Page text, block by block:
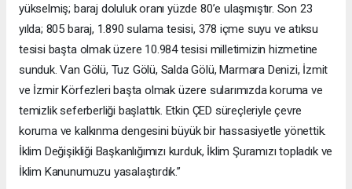
yükselmiş; baraj doluluk oranı yüzde 80’e ulaşmıştır. Son 23
yılda; 805 baraj, 1.890 sulama tesisi, 378 içme suyu ve atıksu
tesisi başta olmak üzere 10.984 tesisi milletimizin hizmetine
sunduk. Van Gölü, Tuz Gölü, Salda Gölü, Marmara Denizi, İzmit
ve İzmir Körfezleri başta olmak üzere sularımızda koruma ve
temizlik seferberliği başlattık. Etkin ÇED süreçleriyle çevre
koruma ve kalkınma dengesini büyük bir hassasiyetle yönettik.
İklim Değişikliği Başkanlığımızı kurduk, İklim Şuramızı topladık ve
İklim Kanunumuzu yasalaştırdık.”